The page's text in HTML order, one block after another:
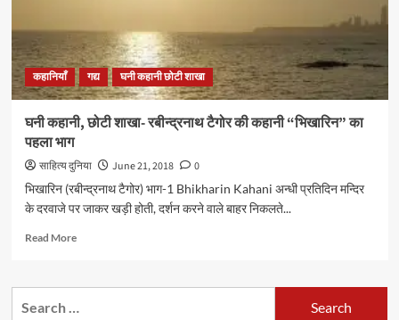
का
अंतिम
भाग
कहानियाँ गद्य घनी कहानी छोटी शाखा
घनी कहानी, छोटी शाखा- रबीन्द्रनाथ टैगोर की कहानी “भिखारिन” का
पहला भाग
साहित्य दुनिया June 21, 2018
0
भिखारिन (रबीन्द्रनाथ टैगोर) भाग-1 Bhikharin Kahani अन्धी प्रतिदिन मन्दिर
के दरवाजे पर जाकर खड़ी होती, दर्शन करने वाले बाहर निकलते...
Read MoreRead
घनी